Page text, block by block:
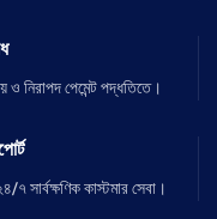
নিরাপদ পেমেন্ট পদ্ধতিতে।
সার্বক্ষণিক কাস্টমার সেবা।